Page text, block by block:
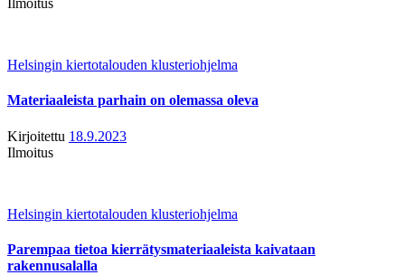
Ilmoitus
Helsingin kiertotalouden klusteriohjelma
Materiaaleista parhain on olemassa oleva
Kirjoitettu 18.9.2023
Ilmoitus
Helsingin kiertotalouden klusteriohjelma
Parempaa tietoa kierrätysmateriaaleista kaivataan
rakennusalalla